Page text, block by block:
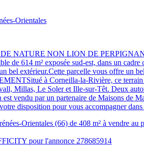
Orientales
NATURE NON LION DE
de 614 m² exposée sud-est, dans un
bel extérieur.Cette parcelle vous offre un
à Corneilla-la-Rivière, ce terrain
Millas, Le Soler et Ille-sur-Têt. Deux
vendu par un partenaire de Maisons de
disposition pour vous accompagner